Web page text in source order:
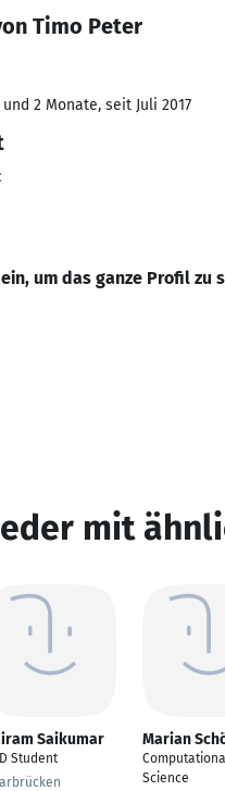
Timo Peter
und 2 Monate, seit Juli 2017
um das ganze Profil zu
mit
Saikumar
Student
Marian
Science